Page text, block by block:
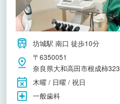
坊城駅 南口 徒歩10分
〒6350051
奈良県大和高田市根成柿323
木曜 / 日曜 / 祝日
一般歯科